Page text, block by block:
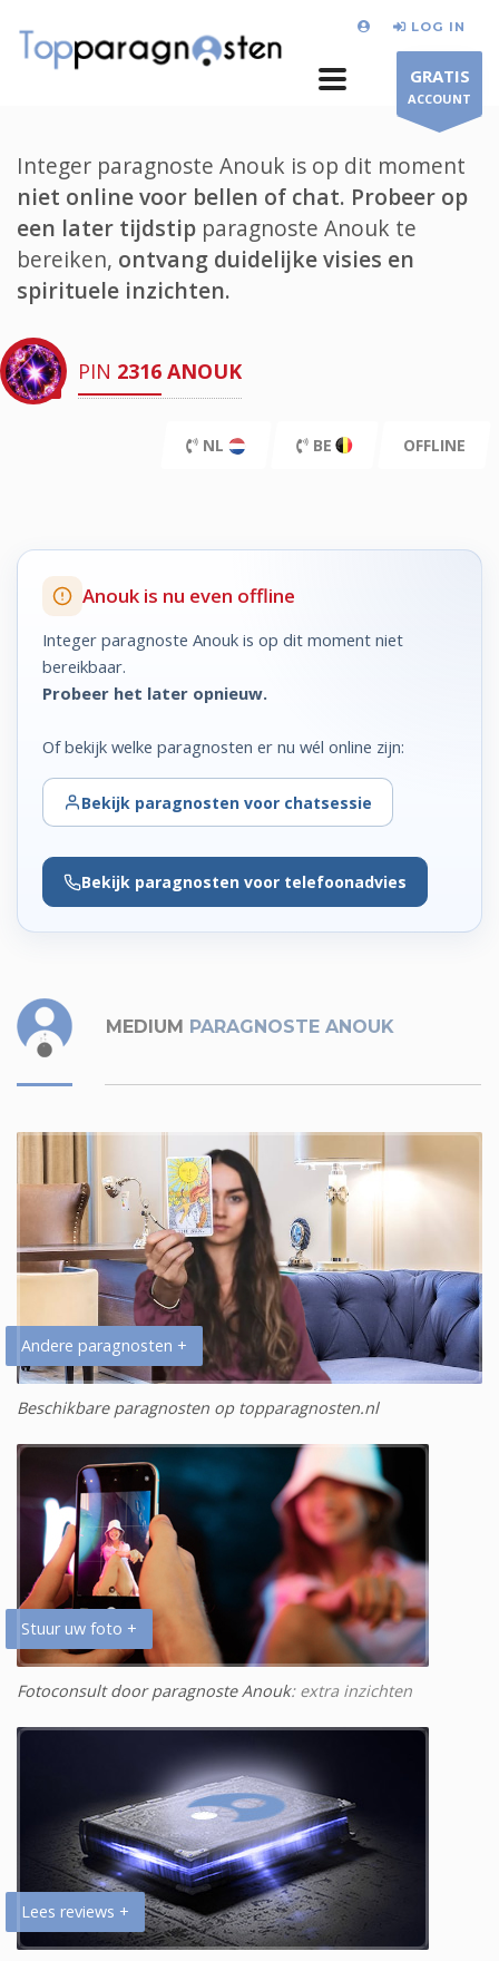
LOG IN
GRATIS
ACCOUNT
Integer paragnoste Anouk is op dit moment
niet online voor bellen of chat. Probeer op
een later tijdstip paragnoste Anouk te
bereiken, ontvang duidelijke visies en
spirituele inzichten.
PIN 2316 ANOUK
NL BE OFFLINE
Anouk is nu even offline
Integer paragnoste Anouk is op dit moment niet
bereikbaar.
Probeer het later opnieuw.
Of bekijk welke paragnosten er nu wél online zijn:
Bekijk paragnosten voor chatsessie
Bekijk paragnosten voor telefoonadvies
MEDIUM PARAGNOSTE ANOUK
Andere paragnosten +
Beschikbare paragnosten op topparagnosten.nl
Stuur uw foto +
Fotoconsult door paragnoste Anouk: extra inzichten
Lees reviews +